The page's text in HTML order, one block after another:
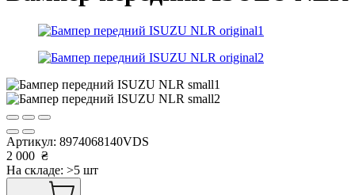
Артикул: 8974068140VDS
2 000 ₴
На складе: >5 шт